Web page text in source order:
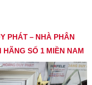
PHÁT – NHÀ PHÂN
HÃNG SỐ 1 MIỀN NAM